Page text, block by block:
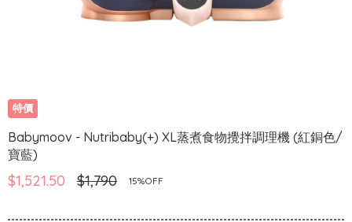
特價
Babymoov - Nutribaby(+) XL蒸煮食物攪拌調理機 (紅銅色/
寶藍)
$1,521.50 $1,790 15%OFF